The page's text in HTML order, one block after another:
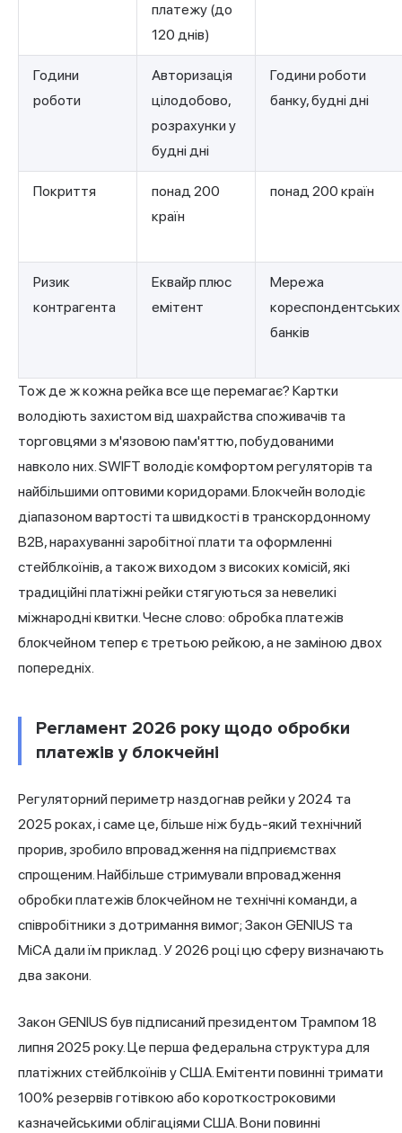
платежу (до
120 днів)
Години
роботи
Авторизація
цілодобово,
розрахунки у
будні дні
Години роботи
банку, будні дні
Покриття
понад 200
країн
понад 200 країн
Ризик
контрагента
Еквайр плюс
емітент
Мережа
кореспондентських
банків
Тож де ж кожна рейка все ще перемагає? Картки
володіють захистом від шахрайства споживачів та
торговцями з м'язовою пам'яттю, побудованими
навколо них. SWIFT володіє комфортом регуляторів та
найбільшими оптовими коридорами. Блокчейн володіє
діапазоном вартості та швидкості в транскордонному
B2B, нарахуванні заробітної плати та оформленні
стейблкоїнів, а також виходом з високих комісій, які
традиційні платіжні рейки стягуються за невеликі
міжнародні квитки. Чесне слово: обробка платежів
блокчейном тепер є третьою рейкою, а не заміною двох
попередніх.
Регламент 2026 року щодо обробки
платежів у блокчейні
Регуляторний периметр наздогнав рейки у 2024 та
2025 роках, і саме це, більше ніж будь-який технічний
прорив, зробило впровадження на підприємствах
спрощеним. Найбільше стримували впровадження
обробки платежів блокчейном не технічні команди, а
співробітники з дотримання вимог; Закон GENIUS та
MiCA дали їм приклад. У 2026 році цю сферу визначають
два закони.
Закон GENIUS був підписаний президентом Трампом 18
липня 2025 року. Це перша федеральна структура для
платіжних стейблкоїнів у США. Емітенти повинні тримати
100% резервів готівкою або короткостроковими
казначейськими облігаціями США. Вони повинні